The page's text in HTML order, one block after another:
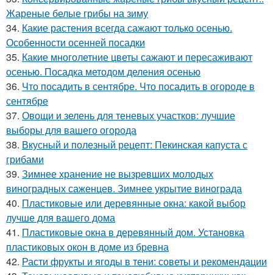
Жареные белые грибы на зиму
34. Какие растения всегда сажают только осенью.
Особенности осенней посадки
35. Какие многолетние цветы сажают и пересаживают
осенью. Посадка методом деления осенью
36. Что посадить в сентябре. Что посадить в огороде в
сентябре
37. Овощи и зелень для теневых участков: лучшие
выборы для вашего огорода
38. Вкусный и полезный рецепт: Пекинская капуста с
грибами
39. Зимнее хранение не вызревших молодых
виноградных саженцев. Зимнее укрытие винограда
40. Пластиковые или деревянные окна: какой выбор
лучше для вашего дома
41. Пластиковые окна в деревянный дом. Установка
пластиковых окон в доме из бревна
42. Расти фрукты и ягоды в тени: советы и рекомендации